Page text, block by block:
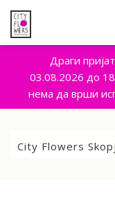
Драги
03.08.2026 до
нема да врши
City Flowers